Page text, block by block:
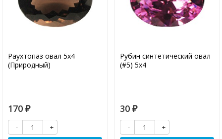
Раухтопаз овал 5х4
(Природный)
170 ₽
-
+
Рубин синтетический овал
(#5) 5х4
30 ₽
-
+